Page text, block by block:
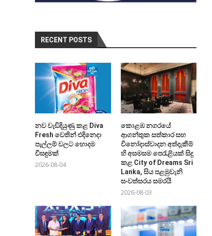
RECENT POSTS
නව වැඩිදියුණු කළ Diva
Fresh වෙතින් එදිනෙදා
පැල්ලම් වලට හොදම
විසඳුමක්
2026-08-04
කොළඹ නගරයේ
ආගන්තුක සත්කාර සහ
විනෝදාස්වාදන අත්දැකීම්
හි අසමසම පෙරැළියක් සිදු
කළ City of Dreams Sri
Lanka, සිය පළමුවැනි
සංවත්සරය සමරයි
2026-08-03